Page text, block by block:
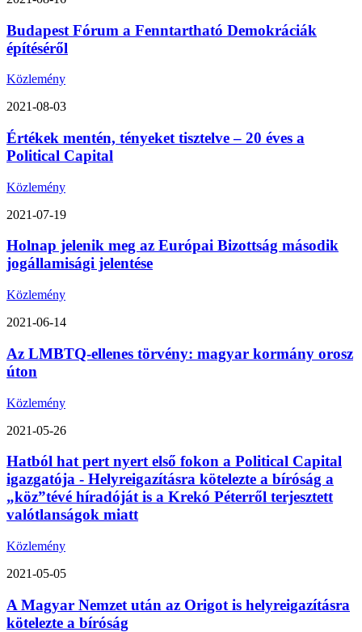
Budapest Fórum a Fenntartható Demokráciák
építéséről
Közlemény
2021-08-03
Értékek mentén, tényeket tisztelve – 20 éves a
Political Capital
Közlemény
2021-07-19
Holnap jelenik meg az Európai Bizottság második
jogállamisági jelentése
Közlemény
2021-06-14
Az LMBTQ-ellenes törvény: magyar kormány orosz
úton
Közlemény
2021-05-26
Hatból hat pert nyert első fokon a Political Capital
igazgatója - Helyreigazításra kötelezte a bíróság a
„köz”tévé híradóját is a Krekó Péterről terjesztett
valótlanságok miatt
Közlemény
2021-05-05
A Magyar Nemzet után az Origot is helyreigazításra
kötelezte a bíróság